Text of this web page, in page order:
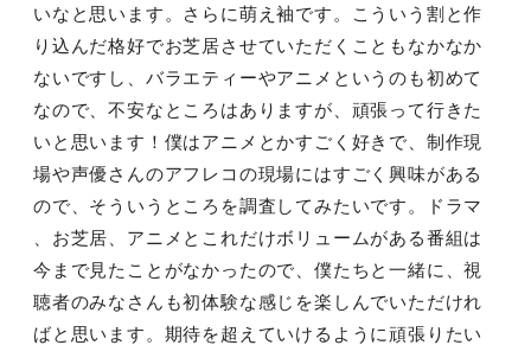
いなと思います。さらに萌え袖です。こういう割と作
り込んだ格好でお芝居させていただくこともなかなか
ないですし、バラエティーやアニメというのも初めて
なので、不安なところはありますが、頑張って行きた
いと思います！僕はアニメとかすごく好きで、制作現
場や声優さんのアフレコの現場にはすごく興味がある
ので、そういうところを調査してみたいです。ドラマ
、お芝居、アニメとこれだけボリュームがある番組は
今まで見たことがなかったので、僕たちと一緒に、視
聴者のみなさんも初体験な感じを楽しんでいただけれ
ばと思います。期待を超えていけるように頑張りたい